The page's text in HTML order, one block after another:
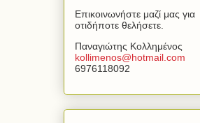
Επικοινωνήστε μαζί μας για
οτιδήποτε θελήσετε.
Παναγιώτης Κολλημένος
kollimenos@hotmail com
6976118092